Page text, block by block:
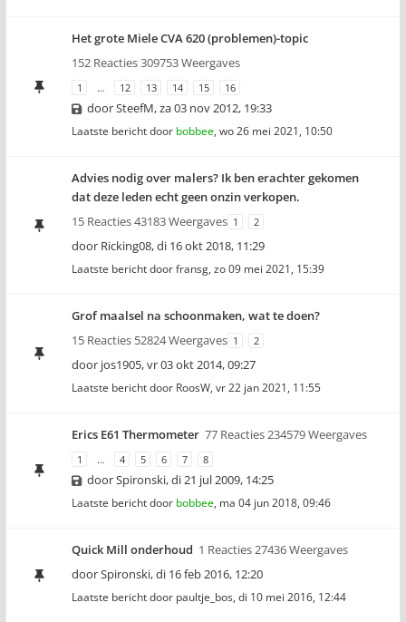
Het grote Miele CVA 620 (problemen)-topic
152 Reacties 309753 Weergaves
1 … 12 13 14 15 16
doorSteefM,za 03 nov 2012, 19:33
Laatste bericht door bobbee, wo 26 mei 2021, 10:50
Advies nodig over malers? Ik ben erachter gekomen
dat deze leden echt geen onzin verkopen.
15 Reacties 43183 Weergaves 1 2
door Ricking08,di 16 okt 2018, 11:29
Laatste bericht doorfransg, zo 09 mei 2021, 15:39
Grof maalsel na schoonmaken, wat te doen?
15 Reacties 52824 Weergaves 1 2
door jos1905,vr 03 okt 2014, 09:27
Laatste bericht door RoosW, vr 22 jan 2021, 11:55
Erics E61 Thermometer 77 Reacties 234579 Weergaves
1 … 4 5 6 7 8
doorSpironski,di 21 jul 2009, 14:25
Laatste bericht door bobbee, ma 04 jun 2018, 09:46
Quick Mill onderhoud 1 Reacties 27436 Weergaves
doorSpironski,di 16 feb 2016, 12:20
Laatste bericht door paultje_bos, di 10 mei 2016, 12:44